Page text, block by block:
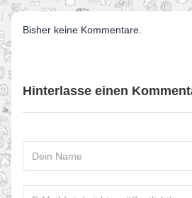
Bisher keine Kommentare.
Hinterlasse einen